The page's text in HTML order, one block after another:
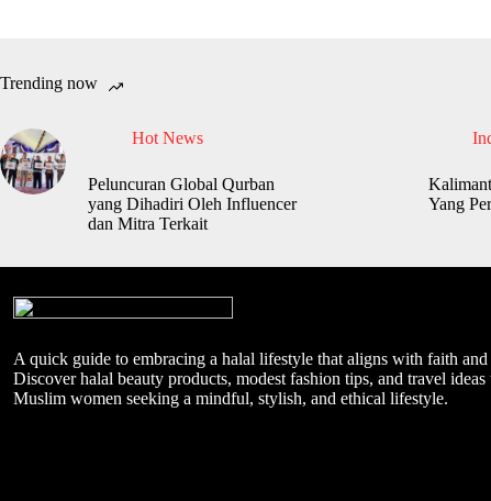
Trending now
Hot News
Peluncuran Global Qurban
yang Dihadiri Oleh Influencer
dan Mitra Terkait
Yang
A quick guide to embracing a halal lifestyle that aligns with faith
Discover halal beauty products, modest fashion tips, and travel
Muslim women seeking a mindful, stylish, and ethical lifestyle.